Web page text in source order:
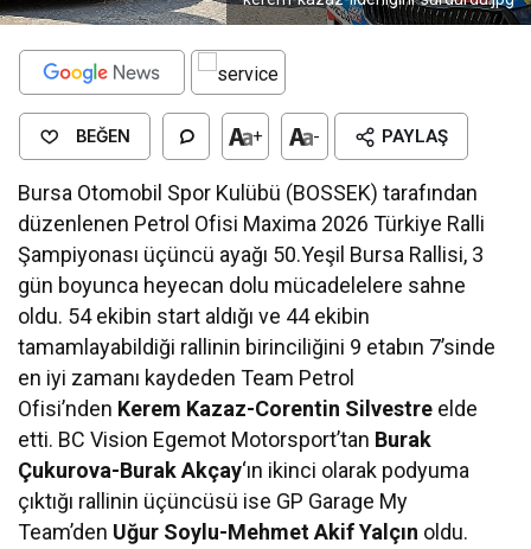
BEĞEN + - PAYLAŞ
Bursa Otomobil Spor Kulübü (BOSSEK) tarafından
düzenlenen Petrol Ofisi Maxima 2026 Türkiye Ralli
Şampiyonası üçüncü ayağı 50.Yeşil Bursa Rallisi, 3
gün boyunca heyecan dolu mücadelelere sahne
oldu. 54 ekibin start aldığı ve 44 ekibin
tamamlayabildiği rallinin birinciliğini 9 etabın 7’sinde
en iyi zamanı kaydeden Team Petrol
Ofisi’nden Kerem Kazaz-Corentin Silvestre elde
etti. BC Vision Egemot Motorsport’tan Burak
Çukurova-Burak Akçay‘ın ikinci olarak podyuma
çıktığı rallinin üçüncüsü ise GP Garage My
Team’den Uğur Soylu-Mehmet Akif Yalçın oldu.